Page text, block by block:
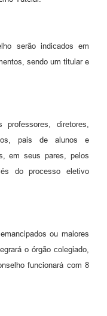
serão indicados em
sendo um titular e
diretores,
pais de alunos e
em seus pares, pelos
do processo eletivo
ou maiores
o órgão colegiado,
funcionará com 8